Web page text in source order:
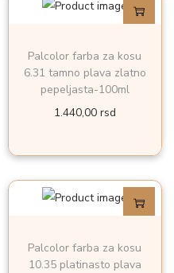
Palcolor farba za kosu
6.31 tamno plava zlatno
pepeljasta-100ml
1.440,00 rsd
Palcolor farba za kosu
10.35 platinasto plava